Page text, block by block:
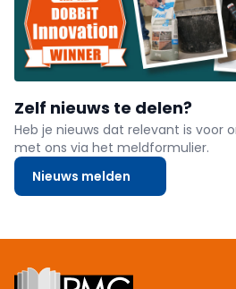
Zelf nieuws te delen?
Heb je nieuws dat relevant is voor
met ons via het meldformulier.
Nieuws melden
Footer